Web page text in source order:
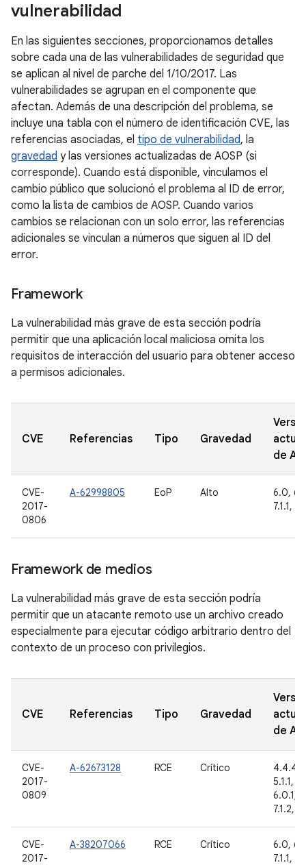
vulnerabilidad
En las siguientes secciones, proporcionamos detalles
sobre cada una de las vulnerabilidades de seguridad que
se aplican al nivel de parche del 1/10/2017. Las
vulnerabilidades se agrupan en el componente que
afectan. Además de una descripción del problema, se
incluye una tabla con el número de identificación CVE, las
referencias asociadas, el tipo de vulnerabilidad, la
gravedad y las versiones actualizadas de AOSP (si
corresponde). Cuando está disponible, vinculamos el
cambio público que solucionó el problema al ID de error,
como la lista de cambios de AOSP. Cuando varios
cambios se relacionan con un solo error, las referencias
adicionales se vinculan a números que siguen al ID del
error.
Framework
La vulnerabilidad más grave de esta sección podría
permitir que una aplicación local maliciosa omita los
requisitos de interacción del usuario para obtener acceso
a permisos adicionales.
CVE Referencias Tipo Gravedad
de
CVE-
2017-
0806
A-62998805 EoP Alto
6.0,
7.1.1,
Framework de medios
La vulnerabilidad más grave de esta sección podría
permitir que un atacante remoto use un archivo creado
especialmente para ejecutar código arbitrario dentro del
contexto de un proceso con privilegios.
CVE Referencias Tipo Gravedad
de
CVE-
2017-
0809
A-62673128 RCE Crítico
4.4.4,
5.1.1,
6.0.1,
7.1.2,
CVE-
2017-
A-38207066 RCE Crítico
6.0,
7.1.1,